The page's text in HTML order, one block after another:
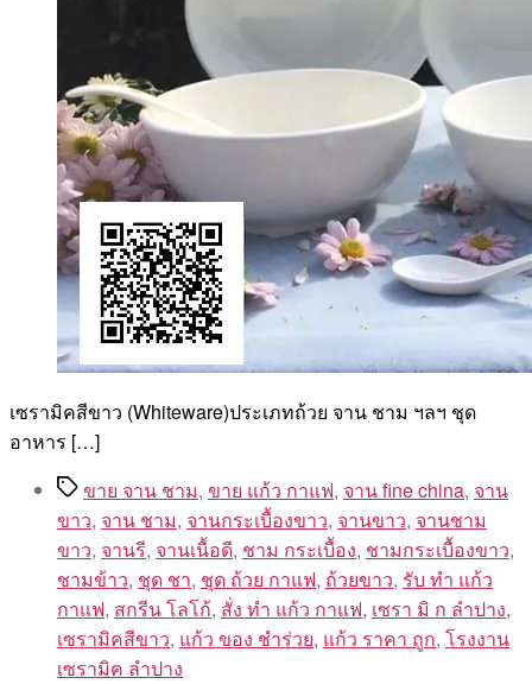
เซรามิคสีขาว (Whiteware)ประเภทถ้วย จาน ชาม ฯลฯ ชุด
อาหาร […]
Tagsขาย จาน ชาม, ขาย แก้ว กาแฟ, จาน fine china, จาน
ขาว, จาน ชาม, จานกระเบื้องขาว, จานขาว, จานชาม
ขาว, จานรี, จานเนื้อดี, ชาม กระเบื้อง, ชามกระเบื้องขาว,
ชามข้าว, ชุด ชา, ชุด ถ้วย กาแฟ, ถ้วยขาว, รับ ทํา แก้ว
กาแฟ, สกรีน โลโก้, สั่ง ทํา แก้ว กาแฟ, เซรา มิ ก ลำปาง,
เซรามิคสีขาว, แก้ว ของ ชำร่วย, แก้ว ราคา ถูก, โรงงาน
เซรามิค ลำปาง